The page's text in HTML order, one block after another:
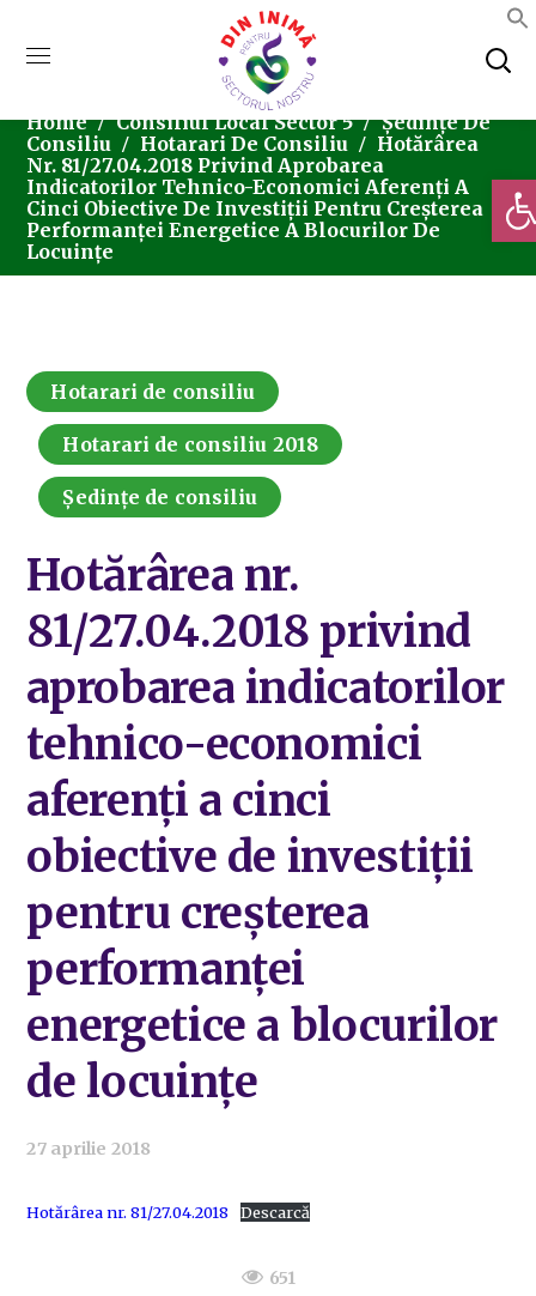
Home Consiliul Local Sector 5
Ședințe De
Consiliu
Hotarari De Consiliu
Hotărârea
Nr. 81/27.04.2018 Privind Aprobarea
Indicatorilor Tehnico-Economici Aferenți A
Cinci Obiective De Investiții Pentru Creșterea
Performanței Energetice A Blocurilor De
Locuințe
Hotarari de consiliu
Hotarari de consiliu 2018
Ședințe de consiliu
Hotărârea nr.
81/27.04.2018 privind
aprobarea indicatorilor
tehnico-economici
aferenți a cinci
obiective de investiții
pentru creșterea
performanței
energetice a blocurilor
de locuințe
27 aprilie 2018
Hotărârea nr. 81/27.04.2018 Descarcă
651